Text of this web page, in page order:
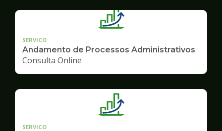
SERVICO
Andamento de Processos Administrativos
Consulta Online
SERVICO